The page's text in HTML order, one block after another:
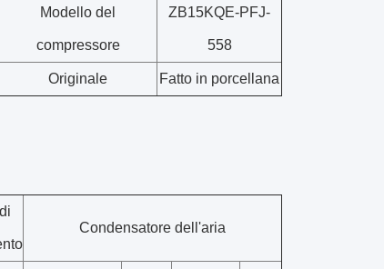
Modello del
compressore
ZB15KQE-PFJ-
558
Originale Fatto in porcellana
Condensatore dell'aria